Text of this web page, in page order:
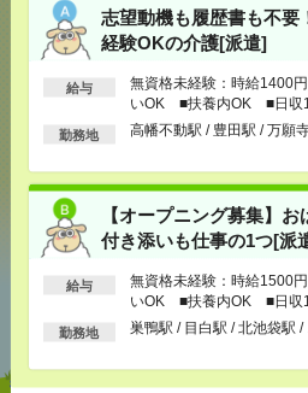
志望動機も履歴書も不要
経験OKの介護[派遣]
給与
無資格未経験：時給1400
いOK ■扶養内OK ■日収
以上
勤務地 高幡不動駅 / 豊田駅 / 万願
【オープニング募集】
付き添いも仕事の1つ[派
給与
無資格未経験：時給1500
いOK ■扶養内OK ■日収
以上
勤務地 巣鴨駅 / 目白駅 / 北池袋駅 /
応募ペー
気にな
シェア ツイート
あなたの閲覧履歴から
おすすめ